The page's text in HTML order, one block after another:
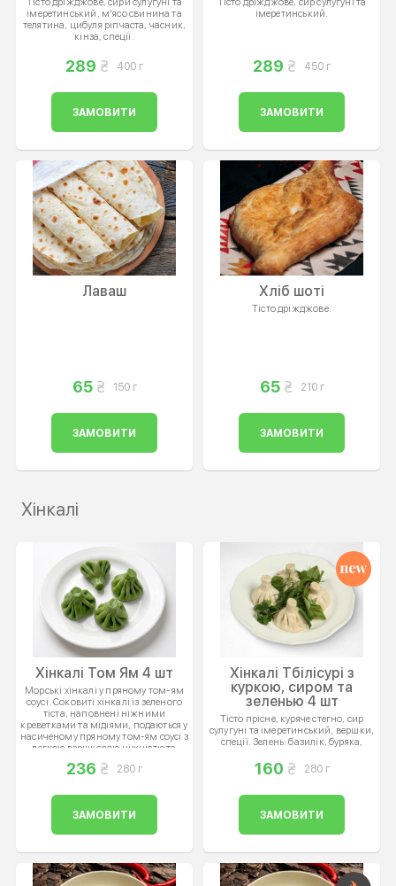
імеретинський, м'ясо свинина та
телятина, цибуля ріпчаста, часник,
кінза, спеції.
289 400 г
ЗАМОВИТИ
імеретинський.
289 450 г
ЗАМОВИТИ
Лаваш
65 150 г
ЗАМОВИТИ
Хліб шоті
Тісто дріжджове.
65 210 г
ЗАМОВИТИ
Хінкалі
Хінкалі Том Ям 4 шт
Морські хінкалі у пряному том-ям
соусі. Соковиті хінкалі із зеленого
тіста, наповнені ніжними
креветками та мідіями, подаються у
насиченому пряному том-ям соусі з
легкою вершковою ніжністю та
236 280 г
ЗАМОВИТИ
Хінкалі Тбілісурі з
куркою, сиром та
зеленью 4 шт
Тісто прісне, куряче стегно, сир
сулугуні та імеретинський, вершки,
спеції. Зелень: базилік, буряка,
160 280 г
ЗАМОВИТИ